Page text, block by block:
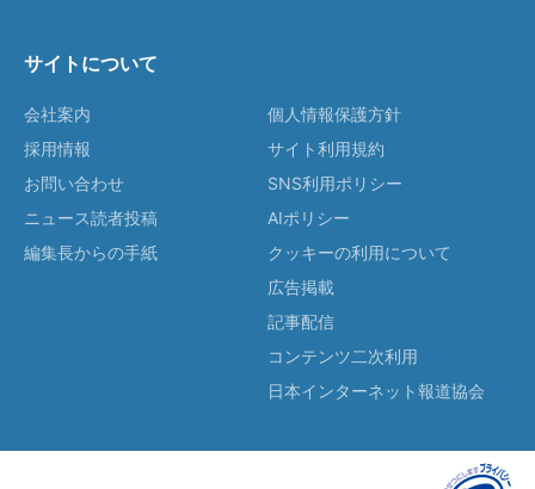
サイトについて
会社案内
採用情報
お問い合わせ
ニュース読者投稿
編集長からの手紙
個人情報保護方針
サイト利用規約
SNS利用ポリシー
AIポリシー
クッキーの利用について
広告掲載
記事配信
コンテンツ二次利用
日本インターネット報道協会